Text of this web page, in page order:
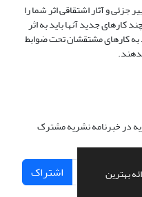
بهترین
جزئی و آثار اشتقاقی اثر شما را
جدید آنها باید به اثر
به کارهای مشتقشان تحت ضوابط
در خبرنامه نشریه مشترک
اشتراک